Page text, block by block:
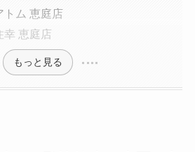
トム 恵庭店
幸 恵庭店
もっと見る